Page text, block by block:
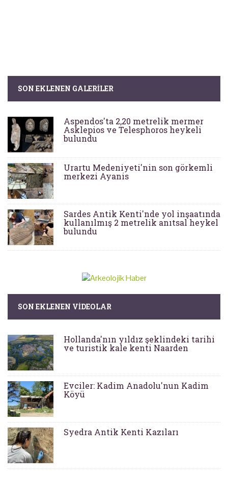
SON EKLENEN GALERILER
Aspendos'ta 2,20 metrelik mermer
Asklepios ve Telesphoros heykeli
bulundu
Urartu Medeniyeti'nin son görkemli
merkezi Ayanis
Sardes Antik Kenti'nde yol inşaatında
kullanılmış 2 metrelik anıtsal heykel
bulundu
SON EKLENEN VIDEOLAR
Hollanda'nın yıldız şeklindeki tarihi
ve turistik kale kenti Naarden
Evciler: Kadim Anadolu'nun Kadim
Köyü
Syedra Antik Kenti Kazıları